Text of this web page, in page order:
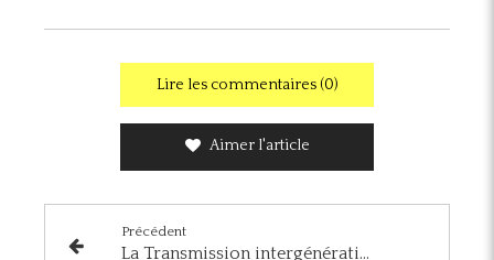
Lire les commentaires (0)
Aimer l'article
Précédent
La Transmission intergénérationnelle des savoirs et du savoir être.